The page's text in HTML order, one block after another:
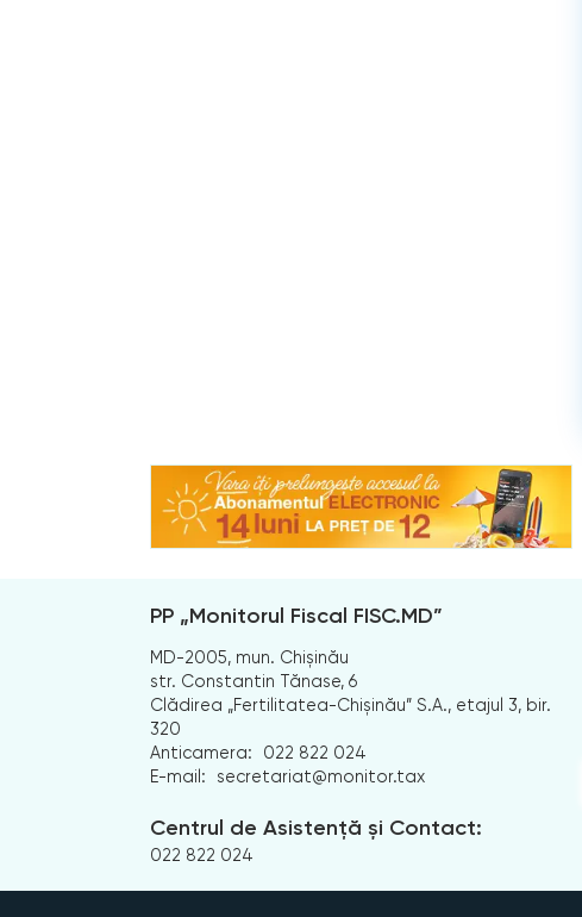
PP „Monitorul Fiscal FISC.MD”
MD-2005, mun. Chișinău
str. Constantin Tănase, 6
Clădirea „Fertilitatea-Chișinău” S.A., etajul 3, bir.
320
Anticamera:
022 822 024
E-mail:
secretariat@monitor.tax
Centrul de Asistență și Contact:
022 822 024